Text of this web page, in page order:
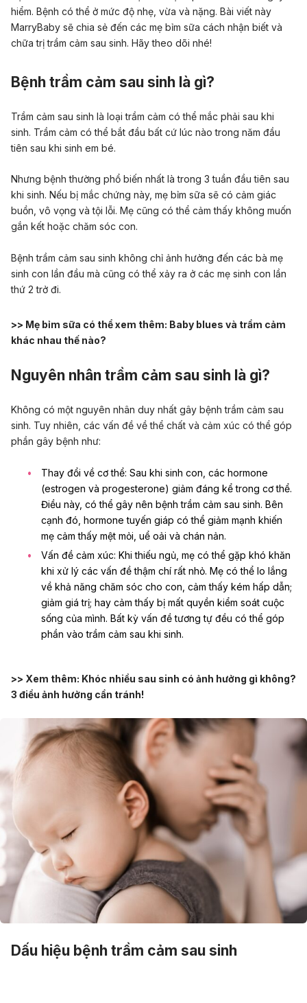
hiểm. Bệnh có thể ở mức độ nhẹ, vừa và nặng. Bài viết này
MarryBaby sẽ chia sẻ đến các mẹ bỉm sữa cách nhận biết và
chữa trị trầm cảm sau sinh. Hãy theo dõi nhé!
Bệnh trầm cảm sau sinh là gì?
Trầm cảm sau sinh là loại trầm cảm có thể mắc phải sau khi
sinh. Trầm cảm có thể bắt đầu bất cứ lúc nào trong năm đầu
tiên sau khi sinh em bé.
Nhưng bệnh thường phổ biến nhất là trong 3 tuần đầu tiên sau
khi sinh. Nếu bị mắc chứng này, mẹ bỉm sữa sẽ có cảm giác
buồn, vô vọng và tội lỗi. Mẹ cũng có thể cảm thấy không muốn
gắn kết hoặc chăm sóc con.
Bệnh trầm cảm sau sinh không chỉ ảnh hưởng đến các bà mẹ
sinh con lần đầu mà cũng có thể xảy ra ở các mẹ sinh con lần
thứ 2 trở đi.
>> Mẹ bỉm sữa có thể xem thêm: Baby blues và trầm cảm
khác nhau thế nào?
Nguyên nhân trầm cảm sau sinh là gì?
Không có một nguyên nhân duy nhất gây bệnh trầm cảm sau
sinh. Tuy nhiên, các vấn đề về thể chất và cảm xúc có thể góp
phần gây bệnh như:
Thay đổi về cơ thể: Sau khi sinh con, các hormone
(estrogen và progesterone) giảm đáng kể trong cơ thể.
Điều này, có thể gây nên bệnh trầm cảm sau sinh. Bên
cạnh đó, hormone tuyến giáp có thể giảm mạnh khiến
mẹ cảm thấy mệt mỏi, uể oải và chán nản.
Vấn đề cảm xúc: Khi thiếu ngủ, mẹ có thể gặp khó khăn
khi xử lý các vấn đề thậm chí rất nhỏ. Mẹ có thể lo lắng
về khả năng chăm sóc cho con, cảm thấy kém hấp dẫn;
giảm giá trị; hay cảm thấy bị mất quyền kiểm soát cuộc
sống của mình. Bất kỳ vấn đề tương tự đều có thể góp
phần vào trầm cảm sau khi sinh.
>> Xem thêm: Khóc nhiều sau sinh có ảnh hưởng gì không?
3 điều ảnh hưởng cần tránh!
Dấu hiệu bệnh trầm cảm sau sinh